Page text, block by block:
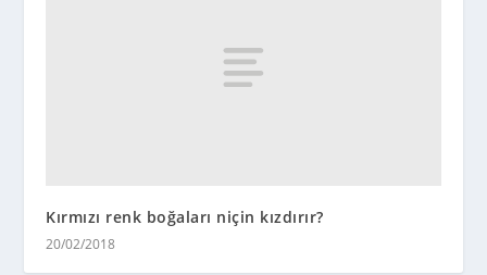
Kırmızı renk boğaları niçin kızdırır?
20/02/2018